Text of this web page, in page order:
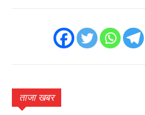
ताजा खबर